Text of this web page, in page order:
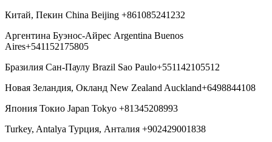
Китай, Пекин China Beijing +861085241232
Аргентина Буэнос-Айрес Argentina Buenos
Aires+541152175805
Бразилия Сан-Паулу Brazil Sao Paulo+551142105512
Новая Зеландия, Окланд New Zealand Auckland+6498844108
Япония Токио Japan Tokyo +81345208993
Turkey, Antalya Турция, Анталия +902429001838